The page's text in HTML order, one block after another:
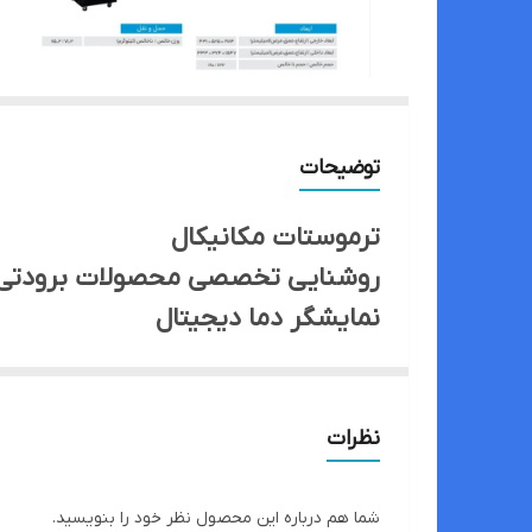
توضیحات
ترموستات مکانیکال
روشنایی تخصصی محصولات
نمایشگر دما دیجیتال
المنت شیشه جهت جلوگیری از
ابعاد خارجی ( ارتفاع،عمق،عرض) :
نظرات
شما هم درباره این محصول نظر خود را بنویسید.